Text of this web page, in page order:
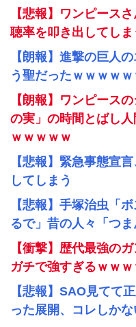
【悲報】ワンピース
聴率を叩き出してしま
【朗報】進撃の巨人
う聖だったｗｗｗｗｗ
【朗報】ワンピース
の実」の時間とばし
ｗｗｗｗｗ
【悲報】緊急事態宣
してしまう
【悲報】手塚治虫「
るで」昔の人々「つ
【衝撃】歴代最強の
ガチで強すぎるｗｗｗ
【悲報】SAO見てて
った展開、コレしか